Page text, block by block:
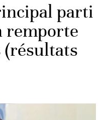
parti
remporte
(résultats